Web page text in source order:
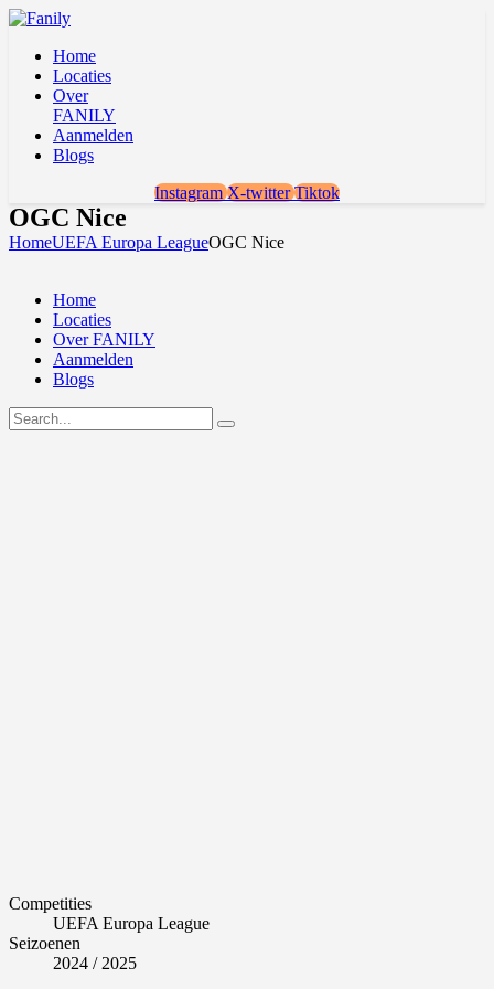
Home
Locaties
Over
FANILY
Aanmelden
Blogs
Instagram X-twitter Tiktok
OGC Nice
HomeUEFA Europa LeagueOGC Nice
Home
Locaties
Over FANILY
Aanmelden
Blogs
Competities
UEFA Europa League
Seizoenen
2024 / 2025